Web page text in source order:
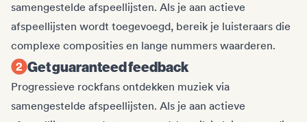
samengestelde afspeellijsten. Als je aan actieve
afspeellijsten wordt toegevoegd, bereik je luisteraars die
complexe composities en lange nummers waarderen.
Get guaranteed feedback
Progressieve rockfans ontdekken muziek via
samengestelde afspeellijsten. Als je aan actieve